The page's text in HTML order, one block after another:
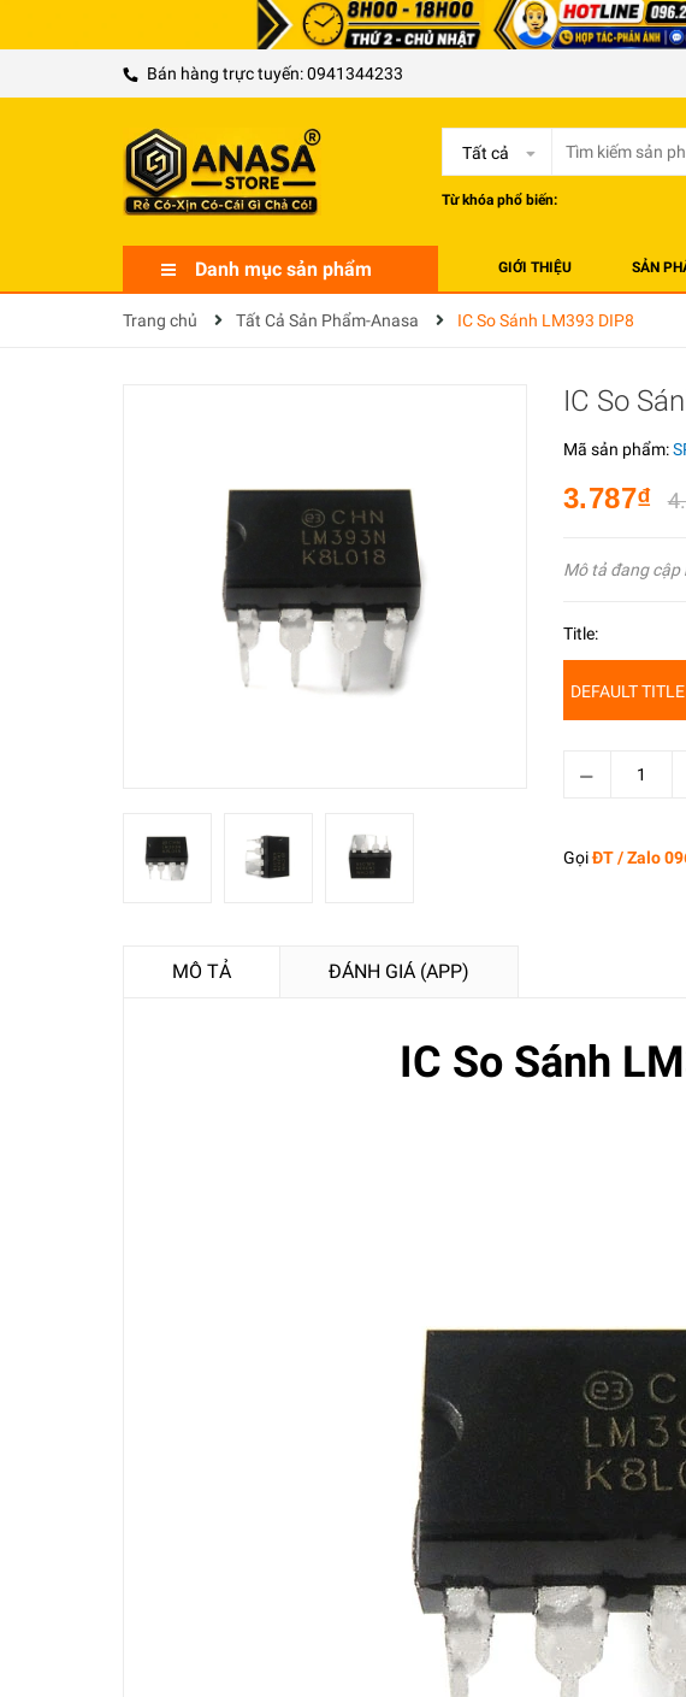
Bán hàng trực tuyến:0941344233
Tất cả
Từ khóa phổ biến:
Danh mục sản phẩm GIỚI THIỆU SẢN
Trang chủ Tất Cả Sản Phẩm-Anasa IC So Sánh LM393 DIP8
IC So
Mã sản phẩm:
3.787₫
Mô tả đang cập
Title:
DEFAULT TITLE
GọiĐT / Zalo
MÔ TẢ ĐÁNH GIÁ (APP)
IC So Sánh